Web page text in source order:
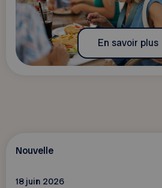
En savoir plus
Nouvelle
18 juin 2026